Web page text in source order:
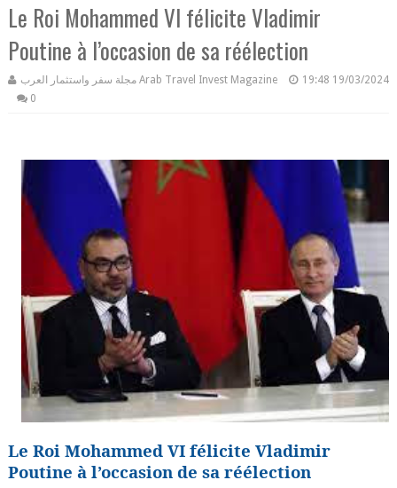
Le Roi Mohammed VI félicite Vladimir
Poutine à l’occasion de sa réélection
مجلة سفر واستثمار العرب Arab Travel Invest Magazine 19:48 19/03/2024
0
Le Roi Mohammed VI félicite Vladimir
Poutine à l’occasion de sa réélection